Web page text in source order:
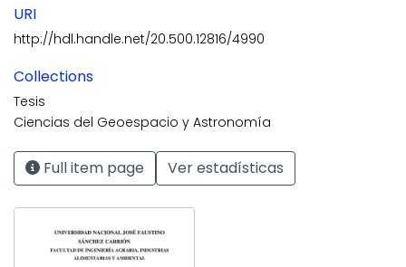
URI
http://hdl.handle.net/20.500.12816/4990
Collections
Tesis
Ciencias del Geoespacio y Astronomía
Full item page Ver estadísticas